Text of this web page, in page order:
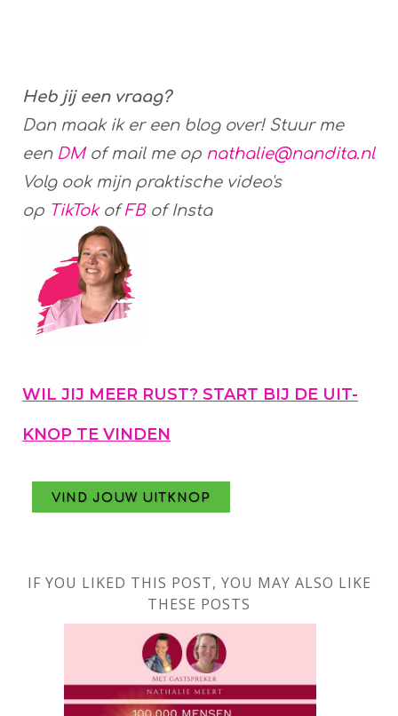
Heb jij een vraag?
Dan maak ik er een blog over! Stuur me
een DM of mail me op nathalie@nandita.nl
Volg ook mijn praktische video's
op TikTok of FB of Insta
WIL JIJ MEER RUST? START BIJ DE UIT-
KNOP TE VINDEN
VIND JOUW UITKNOP
IF YOU LIKED THIS POST, YOU MAY ALSO LIKE
THESE POSTS